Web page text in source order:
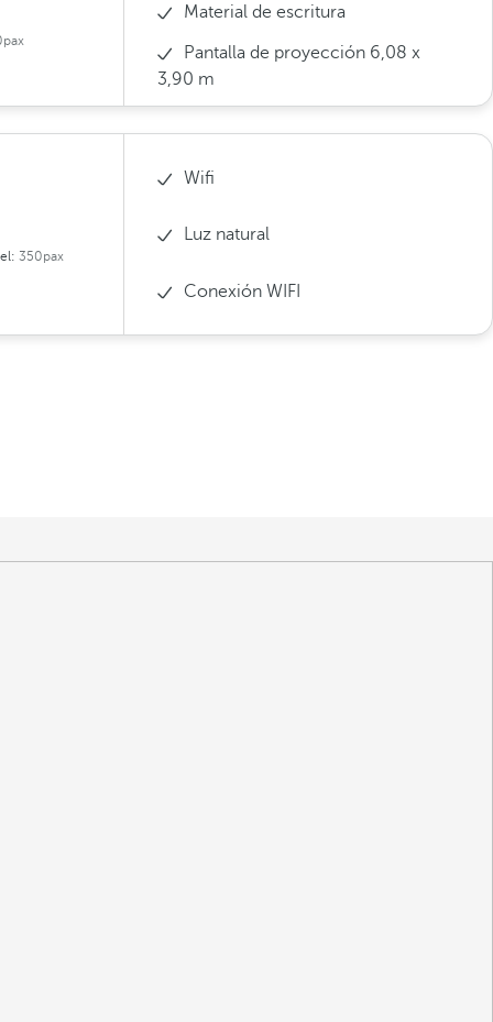
Material de escritura
Pantalla de proyección 6,08 x
3,90 m
350pax
Wifi
Luz natural
Conexión WIFI